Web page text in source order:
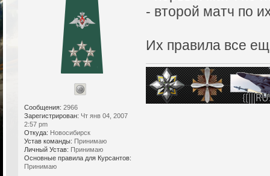
Сообщения: 2966
Зарегистрирован: Чт янв 04, 2007
2:57 pm
Откуда: Новосибирск
Устав команды: Принимаю
Личный Устав: Принимаю
Основные правила для Курсантов:
Принимаю
- второй матч по
Их правила все